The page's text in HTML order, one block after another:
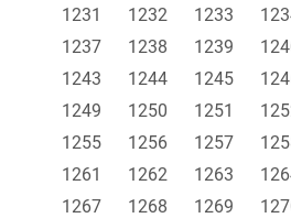
1231
1232 1233
1237
1238 1239
1243
1244 1245
1249
1250 1251
1255
1256 1257
1261
1262 1263
1267
1268 1269